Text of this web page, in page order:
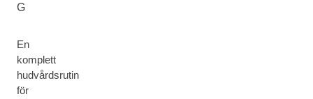
G
En
komplett
hudvårdsrutin
för